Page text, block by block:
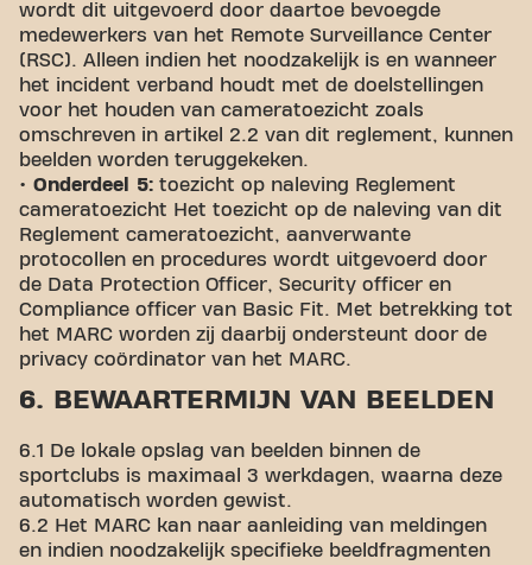
wordt dit uitgevoerd door daartoe bevoegde
medewerkers van het Remote Surveillance Center
(RSC). Alleen indien het noodzakelijk is en wanneer
het incident verband houdt met de doelstellingen
voor het houden van cameratoezicht zoals
omschreven in artikel 2.2 van dit reglement, kunnen
beelden worden teruggekeken.
• Onderdeel 5: toezicht op naleving Reglement
cameratoezicht Het toezicht op de naleving van dit
Reglement cameratoezicht, aanverwante
protocollen en procedures wordt uitgevoerd door
de Data Protection Officer, Security officer en
Compliance officer van Basic Fit. Met betrekking tot
het MARC worden zij daarbij ondersteunt door de
privacy coördinator van het MARC.
6. BEWAARTERMIJN VAN BEELDEN
6.1 De lokale opslag van beelden binnen de
sportclubs is maximaal 3 werkdagen, waarna deze
automatisch worden gewist.
6.2 Het MARC kan naar aanleiding van meldingen
en indien noodzakelijk specifieke beeldfragmenten